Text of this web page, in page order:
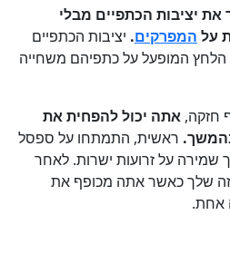
את יציבות הכתפיים מבלי
על המפרקים. יציבות הכתפיים
המופעל על כתפיהם משחייה
חזקה, אתה יכול להפחית את
ראשית, התמתחו על ספסל
שמירה על זרועות ישרות. לאחר
שלך כאשר אתה מכופף את
אחת.